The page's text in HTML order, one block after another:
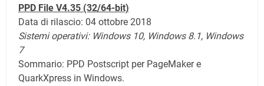
PPD File V4.35 (32/64-bit)
Data di rilascio: 04 ottobre 2018
Sistemi operativi: Windows 10, Windows 8.1, Windows
7
Sommario: PPD Postscript per PageMaker e
QuarkXpress in Windows.